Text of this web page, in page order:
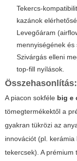
Tekercs-
kazánok
Levegőáram
mennyiségének és
Szivárgás elleni
top-fill nyílások.
A piacon sokféle big e
tömegtermékektől a
gyakran tükrözi az
innovációt (pl.
tekercsek). A